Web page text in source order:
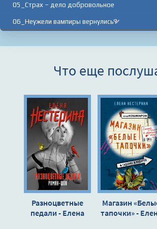
05_Страх – дело добровольное
06_Неужели вампиры вернулись?
09_Вампир в подземелье
11_Телевизионные вампиры
12_Друзей не бывает много
Что еще
Разноцветные
педали - Елена
Магазин
тапочки» -